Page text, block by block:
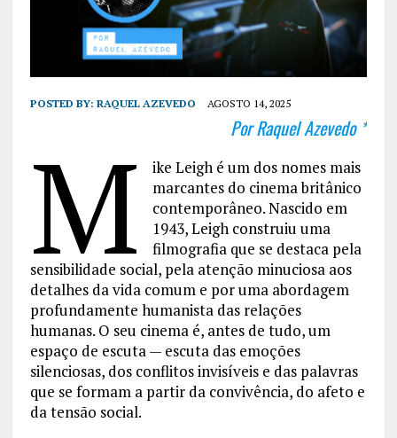
POSTED BY: RAQUEL AZEVEDO AGOSTO 14, 2025
Por Raquel Azevedo *
M
ike Leigh é um dos nomes mais
marcantes do cinema britânico
contemporâneo. Nascido em
1943, Leigh construiu uma
filmografia que se destaca pela
sensibilidade social, pela atenção minuciosa aos
detalhes da vida comum e por uma abordagem
profundamente humanista das relações
humanas. O seu cinema é, antes de tudo, um
espaço de escuta — escuta das emoções
silenciosas, dos conflitos invisíveis e das palavras
que se formam a partir da convivência, do afeto e
da tensão social.